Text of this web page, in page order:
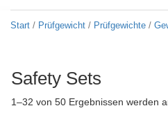
Start / Prüfgewicht / Prüfgewichte /
Safety Sets
1–32 von 50 Ergebnissen werden